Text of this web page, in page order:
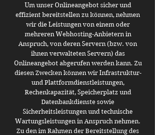
Um unser Onlineangebot sicher und
effizient bereitstellen zu können, nehmen
wir die Leistungen von einem oder
mehreren Webhosting-Anbietern in
Anspruch, von deren Servern (bzw. von
ihnen verwalteten Servern) das
Onlineangebot abgerufen werden kann. Zu
diesen Zwecken können wir Infrastruktur-
und Plattformdienstleistungen,
Rechenkapazität, Speicherplatz und
Datenbankdienste sowie
Sicherheitsleistungen und technische
Wartungsleistungen in Anspruch nehmen.
Zu den im Rahmen der Bereitstellung des